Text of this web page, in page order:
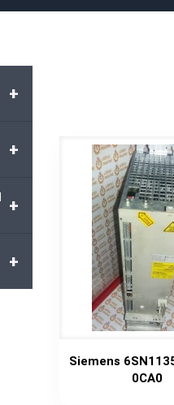
Siemens
0CA0
+
+
+
+